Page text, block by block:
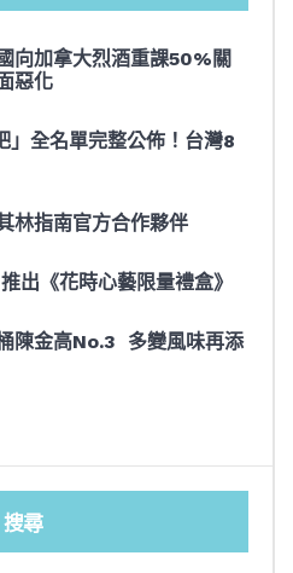
向加拿大烈酒重課50%關
惡化
全名單完整公佈！台灣8
林指南官方合作夥伴
出《花時心藝限量禮盒》
陳金高No.3 多變風味再添
搜尋